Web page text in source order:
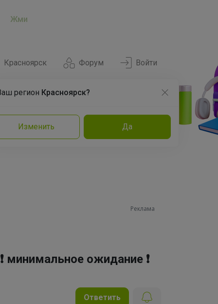
Жми
Форум
Красноярск
регион Красноярск?
Изменить Да
Войти
Команда Эксперты
Реклама
минимальное ожидание ❗
Ответить